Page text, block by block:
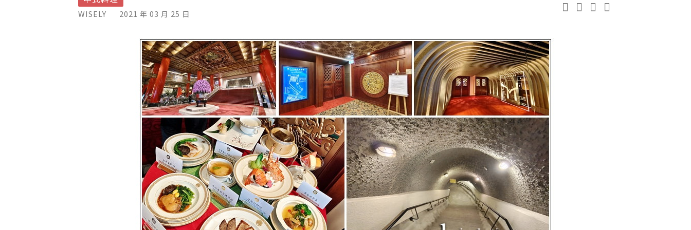
WISELY 2021 年 03 月 25 日